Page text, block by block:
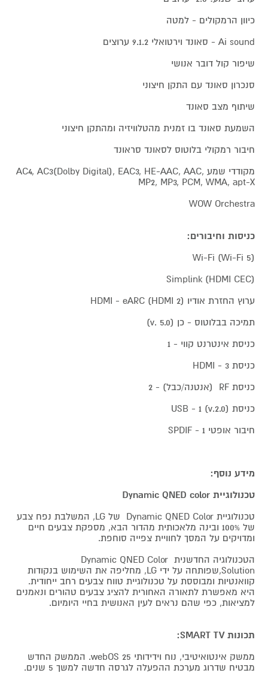
כיוון הרמקולים - למטה
Ai sound - סאונד וירטואלי 9.1.2 ערוצים
שיפור קול דובר אנושי
סנכרון סאונד עם התקן חיצוני
שיתוף מצב סאונד
השמעת סאונד בו זמנית מהטלוויזיה ומהתקן חיצוני
חיבור רמקולי בלוטוס לסאונד סראונד
מקודדי שמע AC4, AC3(Dolby Digital), EAC3, HE-AAC, AAC,
MP2, MP3, PCM, WMA, apt-X
WOW Orchestra
כניסות וחיבורים:
Wi-Fi (Wi-Fi 5)
Simplink (HDMI CEC)
ערוץ החזרת אודיו HDMI - eARC (HDMI 2)
תמיכה בבלוטוס - כן (v. 5.0)
כניסת אינטרנט קווי - 1
כניסת HDMI - 3
כניסת RF (אנטנה/כבל) - 2
כניסת USB - 1 (v.2.0)
חיבור אופטי SPDIF - 1
מידע נוסף:
טכנולוגיית Dynamic QNED color
טכנולוגיית Dynamic QNED Color של LG, המשלבת נפח צבע
של 100% ובינה מלאכותית מהדור הבא, מספקת צבעים חיים
ומדויקים על המסך לחוויית צפייה סוחפת.
הטכנולוגיה החדשנית Dynamic QNED Color
Solution,שפותחה על ידי LG, מחליפה את השימוש בנקודות
קוואנטיות ומבוססת על טכנולוגיית טווח צבעים רחב ייחודית.
היא מאפשרת לתאורה האחורית להציג צבעים טהורים ונאמנים
למציאות, כפי שהם נראים לעין האנושית בחיי היומיום.
תכונות SMART TV:
ממשק אינטואיטיבי, נוח וידידותי 25 webOS. הממשק החדש
מבטיח שדרוג מערכת ההפעלה לגרסה חדשה למשך 5 שנים.